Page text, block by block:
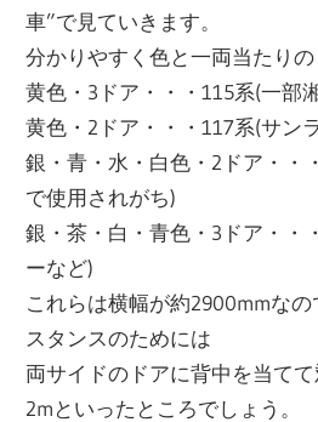
車”で見ていきます。
分かりやすく色と一両当たり
黄色・3ドア・・・115系(一部
黄色・2ドア・・・117系(サン
銀・青・水・白色・2ドア・・
で使用されがち)
銀・茶・白・青色・3ドア・・
ーなど)
これらは横幅が約2900mmな
スタンスのためには
両サイドのドアに背中を当て
2mといったところでしょう。